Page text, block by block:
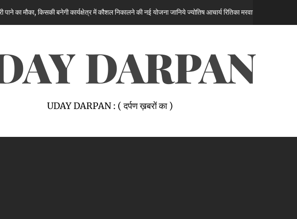
कार्यक्षेत्र में कौशल निकालने की नई योजना जानिये ज्योतिष आचार्य रितिका मरवाहा से 13 hours ago
DARPAN
UDAY DARPAN : ( दर्पण ख़बरों का )